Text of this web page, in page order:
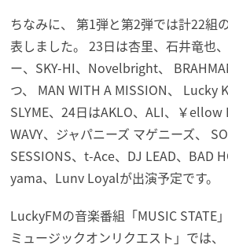
ちなみに、 第1弾と第2弾では計22組
表しました。 23日は杏里、石井竜也
ー、SKY-HI、Novelbright、
つ、 MAN WITH A MISSION、 Lucky
SLYME、24日はAKLO、ALI、￥
WAVY、ジャパニーズ マゲニーズ、
SESSIONS、t-Ace、DJ LEAD、BAD
yama、Lunv Loyalが出演予定です。
LuckyFMの音楽番組「MUSIC STATE
ミュージックオンリクエスト」では